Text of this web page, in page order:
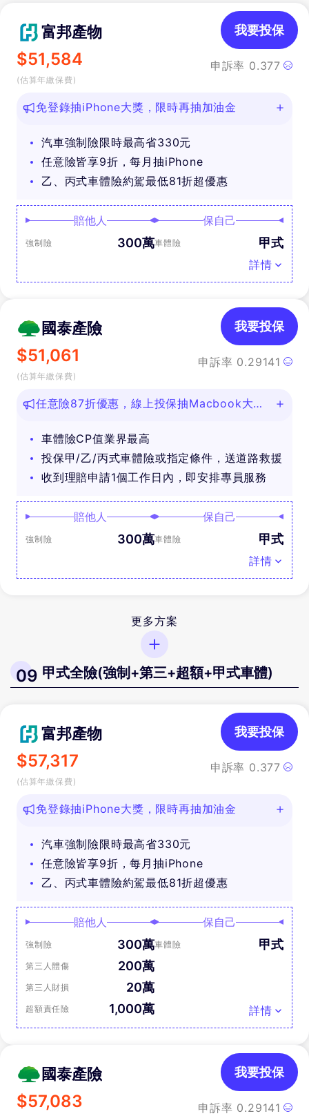
富邦產物
$51,584
(估算年繳保費)
申訴率 0.377
我要投保
免登錄抽iPhone大獎，限時再抽加油金
汽車強制險限時最高省330元
任意險皆享9折，每月抽iPhone
乙、丙式車體險約駕最低81折超優惠
賠他人
強制險 300萬
保自己
車體險 甲式
詳情
國泰產險
$51,061
(估算年繳保費)
申訴率 0.29141
我要投保
任意險87折優惠，線上投保抽Macbook大
車體險CP值業界最高
投保甲/乙/丙式車體險或指定條件，送道路救援
收到理賠申請1個工作日內，即安排專員服務
賠他人
強制險 300萬
保自己
車體險 甲式
詳情
更多方案
09 甲式全險(強制+第三+超額+甲式車體)
富邦產物
$57,317
(估算年繳保費)
申訴率 0.377
我要投保
免登錄抽iPhone大獎，限時再抽加油金
汽車強制險限時最高省330元
任意險皆享9折，每月抽iPhone
乙、丙式車體險約駕最低81折超優惠
賠他人
強制險 300萬
第三人體傷 200萬
第三人財損 20萬
超額責任險 1,000萬
保自己
車體險 甲式
詳情
國泰產險
$57,083 申訴率 0.29141
我要投保